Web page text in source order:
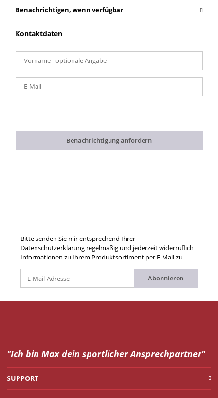
Benachrichtigen, wenn verfügbar
Kontaktdaten
Vorname- optionale Angabe
E-Mail
Benachrichtigung anfordern
Bitte senden Sie mir entsprechend Ihrer
Datenschutzerklärung regelmäßig und jederzeit widerruflich
Informationen zu Ihrem Produktsortiment per E-Mail zu.
Abonnieren
"Ich bin Max dein sportlicher Ansprechpartner"
SUPPORT